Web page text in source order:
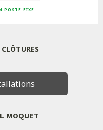
POSTE FIXE
MOQUET